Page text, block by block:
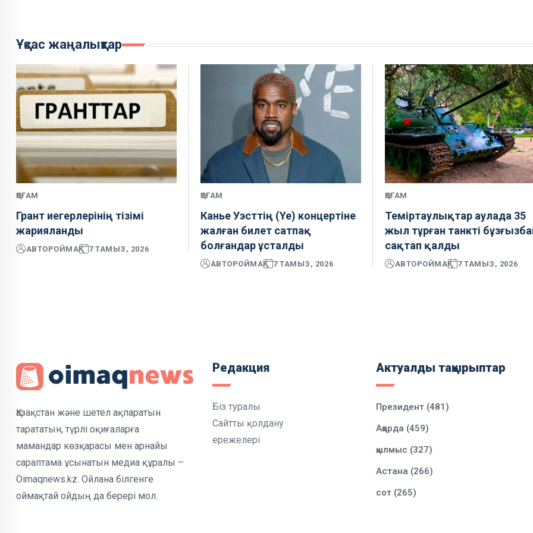
Ұқсас жаңалықтар
ҚОҒАМ
Грант иегерлерінің тізімі
жарияланды
АВТОРОЙМАҚ 7 ТАМЫЗ, 2026
ҚОҒАМ
Канье Уэсттің (Ye) концертіне
жалған билет сатпақ
болғандар ұсталды
АВТОРОЙМАҚ 7 ТАМЫЗ, 2026
ҚОҒАМ
Теміртаулықтар аулада 35
жыл тұрған танкті
сақтап қалды
АВТОРОЙМАҚ 7 ТАМЫЗ, 2026
Қазақстан және шетел ақпаратын
тарататын, түрлі оқиғаларға
мамандар көзқарасы мен арнайы
сараптама ұсынатын медиа құралы –
Oimaqnews.kz. Ойлана білгенге
оймақтай ойдың да берері мол.
Редакция
Біз туралы
Сайтты қолдану
ережелері
Актуалды тақырыптар
Президент (481)
Ақорда (459)
қылмыс (327)
Астана (266)
сот (265)